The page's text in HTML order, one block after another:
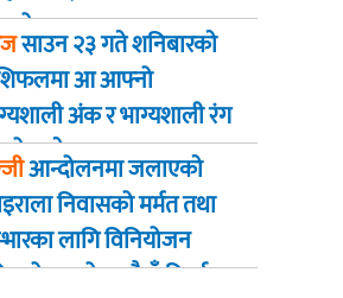
साउन २३ गते शनिबारकाे
आ आफ्नो
अंक र भाग्यशाली रंग
रहनेछ
आन्दोलनमा जलाएकाे
निवासको मर्मत तथा
लागि विनियोजन
२ करोड रुपैयाँ फिर्ता